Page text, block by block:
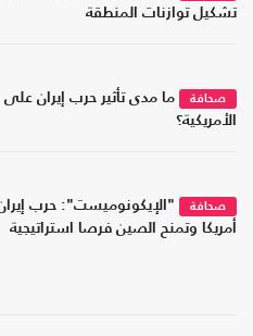
تشكيل توازنات المنطقة
صحافة
ما مدى تأثير حرب إيران على
الأمريكية؟
صحافة
"الإيكونوميست": حرب
أمريكا وتمنح الصين فرصا استراتيجية